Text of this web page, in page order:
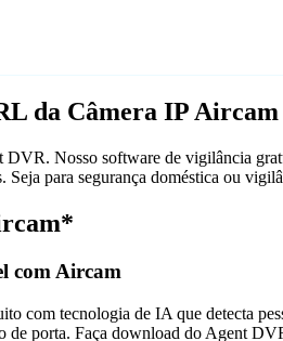
da Câmera IP Aircam
Nosso software de vigilância
Seja para segurança doméstica ou
com Aircam
com tecnologia de IA que detecta
de porta. Faça download do Agent